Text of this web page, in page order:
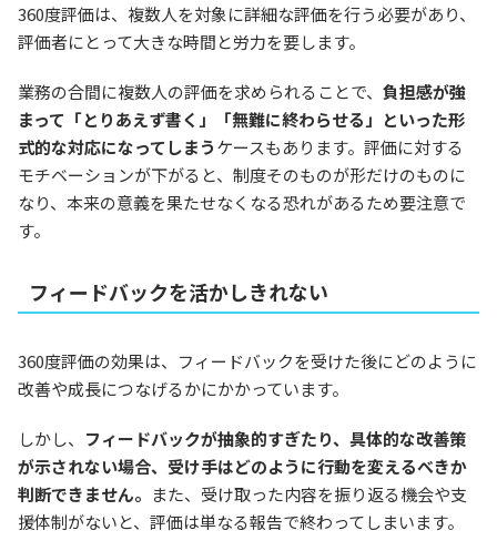
360度評価は、複数人を対象に詳細な評価を行う必要があり、
評価者にとって大きな時間と労力を要します。
業務の合間に複数人の評価を求められることで、 負担感が強
まって「とりあえず書く」「無難に終わらせる」といった形
式的な対応になってしまうケースもあります。評価に対する
モチベーションが下がると、制度そのものが形だけのものに
なり、本来の意義を果たせなくなる恐れがあるため要注意で
す。
フィードバックを活かしきれない
360度評価の効果は、フィードバックを受けた後にどのように
改善や成長につなげるかにかかっています。
しかし、
フィードバックが抽象的すぎたり、具体的な改善策
が示されない場合、受け手はどのように行動を変えるべきか
判断できません。 また、受け取った内容を振り返る機会や支
援体制がないと、評価は単なる報告で終わってしまいます。